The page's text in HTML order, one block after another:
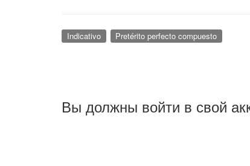
Indicativo Pretérito perfecto compuesto
Вы должны войти в свой